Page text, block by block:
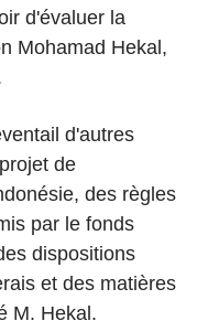
d'évaluer la
Mohamad Hekal,
d'autres
de
des règles
par le fonds
dispositions
et des matières
M. Hekal.